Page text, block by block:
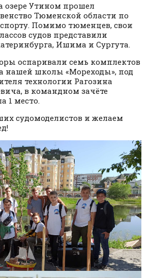
озере Утином прошел
Тюменской области по
Помимо тюменцев, свои
судов представили
Ишима и Сургута.
оспаривали семь комплектов
нашей школы «Мореходы», под
технологии Рагозина
в командном зачёте
1 место.
судомоделистов и желаем